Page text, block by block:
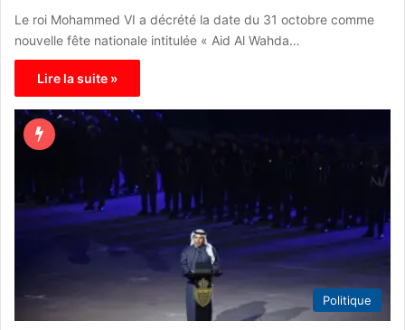
Le roi Mohammed VI a décrété la date du 31 octobre comme
nouvelle fête nationale intitulée « Aid Al Wahda…
Lire la suite »
Politique